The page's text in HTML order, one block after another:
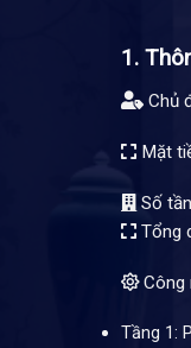
1.
Công
Tầng 1: